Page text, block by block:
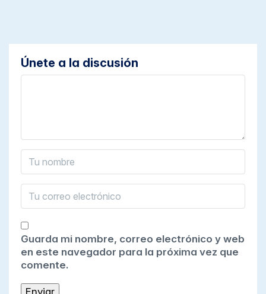
Únete a la discusión
Guarda mi nombre, correo electrónico y web
en este navegador para la próxima vez que
comente.